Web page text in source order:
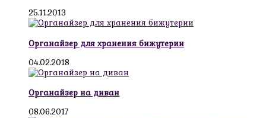
25.11.2013
Органайзер для хранения бижутерии
04.02.2018
Органайзер на диван
08.06.2017